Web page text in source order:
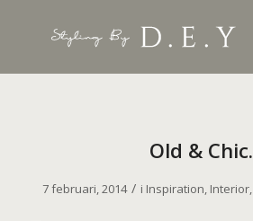
Old & Chic.
7 februari, 2014 / i Inspiration, Interior,